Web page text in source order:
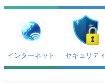
インターネット セキュリティ